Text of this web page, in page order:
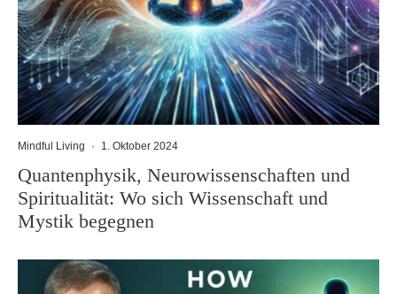
Mindful Living · 1. Oktober 2024
Quantenphysik, Neurowissenschaften und
Spiritualität: Wo sich Wissenschaft und
Mystik begegnen